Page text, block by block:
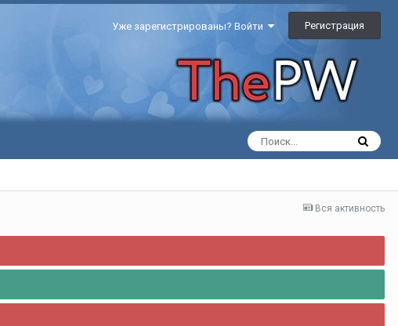
Уже зарегистрированы? Войти Регистрация
Вся активность